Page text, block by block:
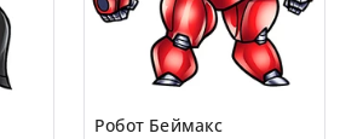
Робот Беймакс